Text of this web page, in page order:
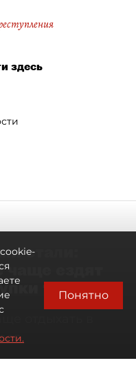
здесь
стали:
ездят
туров
отдыхать в
Понятно